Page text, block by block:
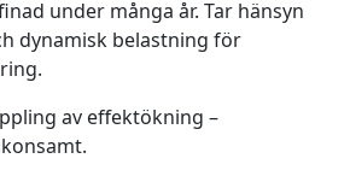
under många år. Tar hänsyn
dynamisk belastning för
av effektökning –